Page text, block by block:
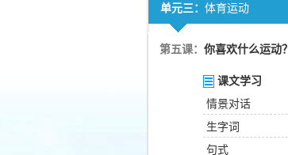
单元三： 体育运动
第五课： 你喜欢什么运动？
课文学习
情景对话
生字词
句式